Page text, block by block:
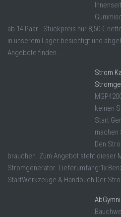
ab 14 Paar - Stückpreis nur 8,50 €
in unserem Lager besichtigt und
Angebote finden ...
Strom
keinen
Start
machen
Den
brauchen. Zum Angebot steht dieser
Stromgenerator. Lieferumfang:1x
StartWerkzeuge & Handbuch Der